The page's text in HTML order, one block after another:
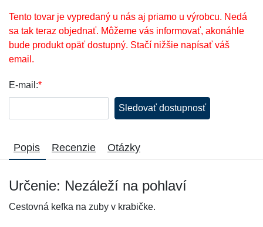
Tento tovar je vypredaný u nás aj priamo u výrobcu. Nedá
sa tak teraz objednať. Môžeme vás informovať, akonáhle
bude produkt opäť dostupný. Stačí nižšie napísať váš
email.
E-mail:*
Sledovať dostupnosť
Popis Recenzie Otázky
Určenie: Nezáleží na pohlaví
Cestovná kefka na zuby v krabičke.